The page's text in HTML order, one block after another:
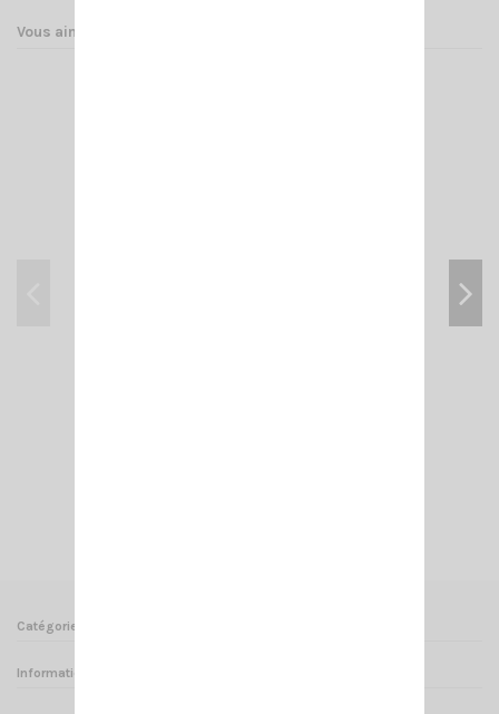
Vous aimerez aussi
Catégories
Informations